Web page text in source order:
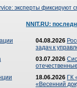
эксперты фиксируют
NNIT.RU:
04.08.2026
задач к
03.07.2026
18.06.2026 ГК
«Весенний